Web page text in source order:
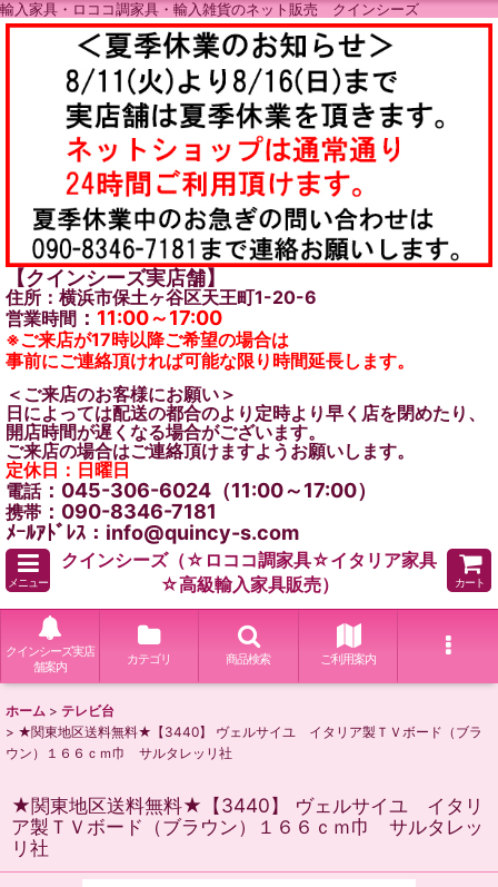
輸入家具・ロココ調家具・輸入雑貨のネット販売 クインシーズ
【クインシーズ実店舗】
住所：横浜市保土ヶ谷区天王町1-20-6
営業時間 ： 11:00～17:00
※ご来店が17時以降ご希望の場合は
事前にご連絡頂ければ可能な限り時間延長します。
＜ご来店のお客様にお願い＞
日によっては配送の都合のより定時より早く店を閉めたり、
開店時間が遅くなる場合がございます。
ご来店の場合はご連絡頂けますようお願いします。
定休日：日曜日
電話：045-306-6024（11:00～17:00）
携帯 ：090-8346-7181
ﾒｰﾙｱﾄﾞﾚｽ：info@quincy-s.com
メニュー
クインシーズ（☆ロココ調家具☆イタリア家具
☆高級輸入家具販売）
カート
クインシーズ実店
舗案内
カテゴリ 商品検索 ご利用案内
ホーム > テレビ台
> ★関東地区送料無料★【3440】 ヴェルサイユ イタリア製ＴＶボード（ブラ
ウン）１６６ｃｍ巾 サルタレッリ社
★関東地区送料無料★【3440】 ヴェルサイユ イタリ
ア製ＴＶボード（ブラウン）１６６ｃｍ巾 サルタレッ
リ社